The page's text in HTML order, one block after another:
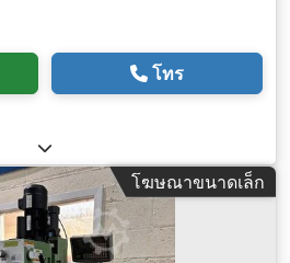
โทร
โฆษณาขนาดเล็ก